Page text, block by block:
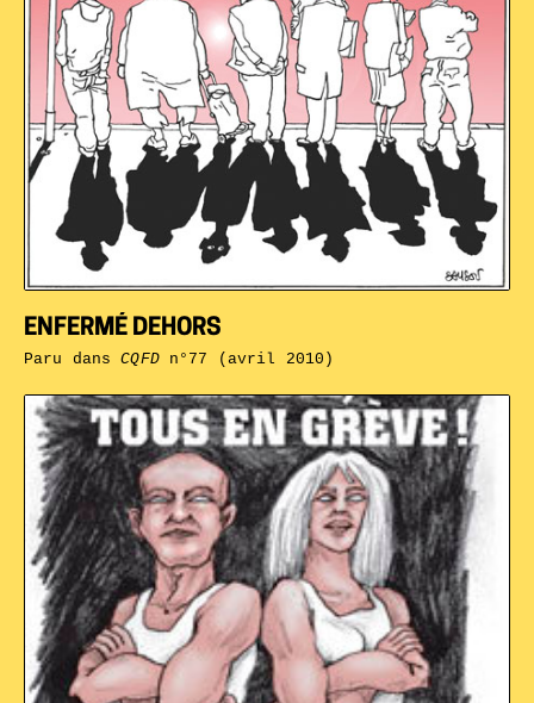
ENFERMÉ DEHORS
Paru dansCQFDn°77 (avril 2010)